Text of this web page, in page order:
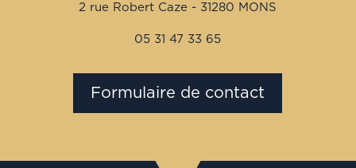
2 rue Robert Caze - 31280 MONS
05 31 47 33 65
Formulaire de contact